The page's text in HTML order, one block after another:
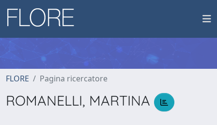
FLORE Pagina ricercatore
ROMANELLI, MARTINA